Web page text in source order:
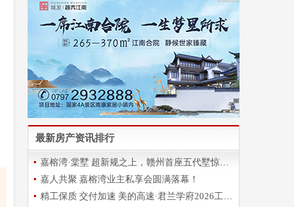
最新房产资讯排行
嘉榕湾·棠墅 超新规之上，赣州首座五代墅惊艳登场
嘉人共聚 嘉榕湾业主私享会圆满落幕！
精工保质 交付加速 美的高速·君兰学府2026工程誓师大会圆满举办